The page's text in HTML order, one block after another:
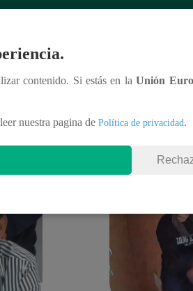
contenido. Si estás en laUnión
nuestra pagina de Política de privacidad.